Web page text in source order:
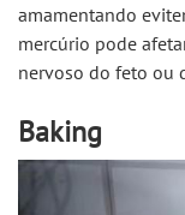
amamentando
mercúrio pode
nervoso do feto ou
Baking